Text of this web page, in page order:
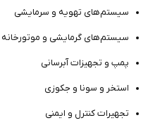
سیستم‌های تهویه و سرمایشی
سیستم‌های گرمایشی و موتور‌خانه
پمپ و تجهیزات آبرسانی
استخر و سونا و جکوزی
تجهیرات کنترل و ایمنی